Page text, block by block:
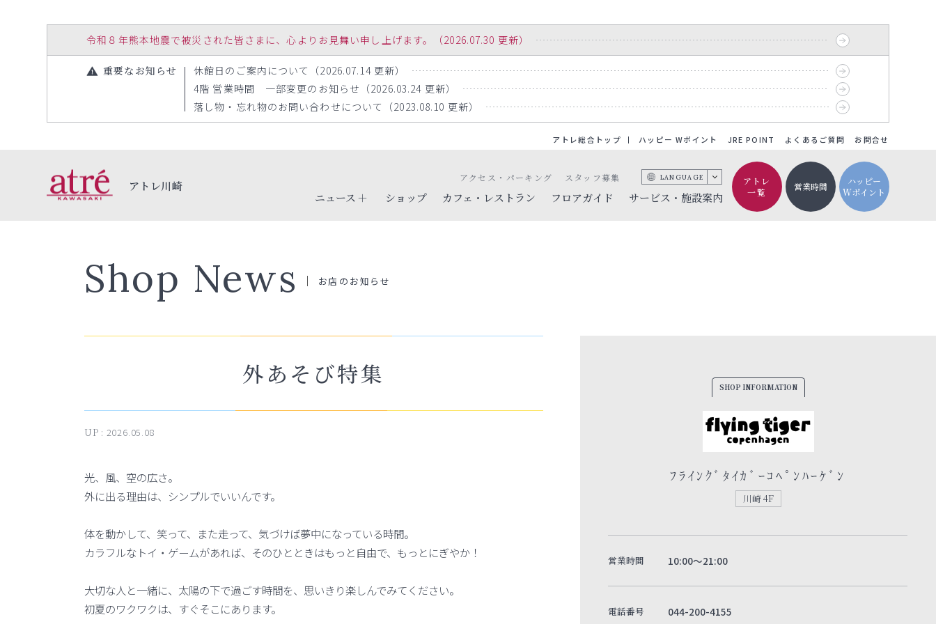
令和８年熊本地震で被災された皆さまに、心よりお見舞い申し上げます。（2026.07.30 更新）
重要なお知らせ
休館日のご案内について（2026.07.14 更新）
4階 営業時間 一部変更のお知らせ（2026.03.24 更新）
落し物・忘れ物のお問い合わせについて（2023.08.10 更新）
アトレ総合トップ ハッピー Wポイント JRE POINT よくあるご質問 お問合せ
アトレ川崎
ニュース
ショップ カフェ・レストラン フロアガイド サービス・施設案内
アクセス・パーキング スタッフ募集 LANGUAGE
アトレ
一覧
営業時間
ハッピー
Wポイント
Shop News お店のお知らせ
外あそび特集
UP : 2026.05.08
光、風、空の広さ。
外に出る理由は、シンプルでいいんです。
体を動かして、笑って、また走って、気づけば夢中になっている時間。
カラフルなトイ・ゲームがあれば、そのひとときはもっと自由で、もっとにぎやか！
大切な人と一緒に、太陽の下で過ごす時間を、思いきり楽しんでみてください。
初夏のワクワクは、すぐそこにあります。
SHOP INFORMATION
ﾌﾗｲﾝｸﾞﾀｲｶﾞｰｺﾍﾟﾝﾊｰｹﾞﾝ
川崎 4F
営業時間 10:00～21:00
電話番号 044-200-4155